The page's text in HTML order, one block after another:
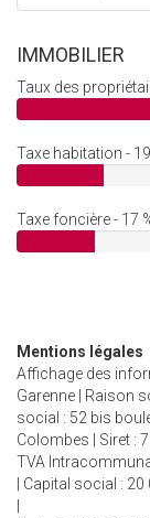
IMMOBILIER
Taux des
Taxe habitation -
Taxe foncière - 17
Mentions légales
Affichage des
Garenne | Raison
social : 52 bis
Colombes | Siret :
TVA
| Capital social :